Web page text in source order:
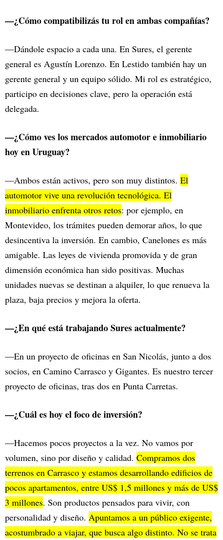
—¿Cómo compatibilizás tu rol en ambas compañías?
—Dándole espacio a cada una. En Sures, el gerente
general es Agustín Lorenzo. En Lestido también hay un
gerente general y un equipo sólido. Mi rol es estratégico,
participo en decisiones clave, pero la operación está
delegada.
—¿Cómo ves los mercados automotor e inmobiliario
hoy en Uruguay?
—Ambos están activos, pero son muy distintos. El
automotor vive una revolución tecnológica. El
inmobiliario enfrenta otros retos: por ejemplo, en
Montevideo, los trámites pueden demorar años, lo que
desincentiva la inversión. En cambio, Canelones es más
amigable. Las leyes de vivienda promovida y de gran
dimensión económica han sido positivas. Muchas
unidades nuevas se destinan a alquiler, lo que renueva la
plaza, baja precios y mejora la oferta.
—¿En qué está trabajando Sures actualmente?
—En un proyecto de oficinas en San Nicolás, junto a dos
socios, en Camino Carrasco y Gigantes. Es nuestro tercer
proyecto de oficinas, tras dos en Punta Carretas.
—¿Cuál es hoy el foco de inversión?
—Hacemos pocos proyectos a la vez. No vamos por
volumen, sino por diseño y calidad. Compramos dos
terrenos en Carrasco y estamos desarrollando edificios de
pocos apartamentos, entre US$ 1,5 millones y más de US$
3 millones. Son productos pensados para vivir, con
personalidad y diseño. Apuntamos a un público exigente,
acostumbrado a viajar, que busca algo distinto. No se trata